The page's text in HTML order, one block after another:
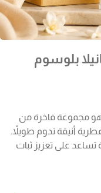
بلوسوم
هو مجموعة فاخرة من
أنيقة تدوم طويلاً.
تساعد على تعزيز ثبات